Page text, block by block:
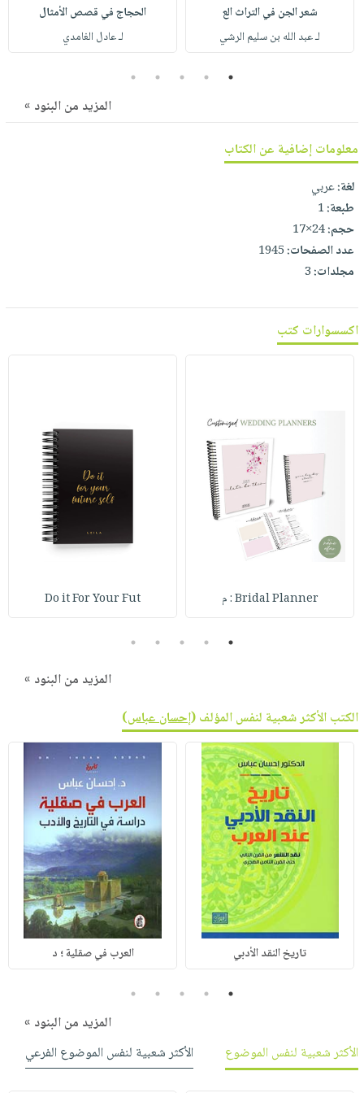
صابون
أطفال
مناسبات
فيديوهات
أسئلة
وفرات
كتابك
تواصل
معنا
التسوق
شعر الجن في التراث الع
لـ عبد الله بن سليم الرشي
الحجاج في قصص الأمثال
لـ عادل الغامدي
1
2
3
4
5
المزيد من البنود »
معلومات إضافية عن الكتاب
لغة:عربي
طبعة:1
حجم:24×17
عدد الصفحات:1945
مجلدات:3
اكسسوارات كتب
Bridal Planner : م Do it For Your Fut
1
2
3
4
5
المزيد من البنود »
الكتب الأكثر شعبية لنفس المؤلف (إحسان عباس)
تاريخ النقد الأدبي العرب في صقلية ؛ د
1
2
3
4
5
المزيد من البنود »
الأكثر شعبية لنفس الموضوع
الأكثر شعبية لنفس الموضوع الفرعي